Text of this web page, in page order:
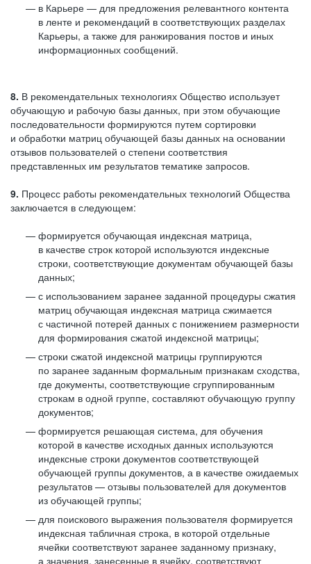
в Карьере — для предложения релевантного контента
в ленте и рекомендаций в соответствующих разделах
Карьеры, а также для ранжирования постов и иных
информационных сообщений.
8. В рекомендательных технологиях Общество использует
обучающую и рабочую базы данных, при этом обучающие
последовательности формируются путем сортировки
и обработки матриц обучающей базы данных на основании
отзывов пользователей о степени соответствия
представленных им результатов тематике запросов.
9. Процесс работы рекомендательных технологий Общества
заключается в следующем:
формируется обучающая индексная матрица,
в качестве строк которой используются индексные
строки, соответствующие документам обучающей базы
данных;
с использованием заранее заданной процедуры сжатия
матриц обучающая индексная матрица сжимается
с частичной потерей данных с понижением размерности
для формирования сжатой индексной матрицы;
строки сжатой индексной матрицы группируются
по заранее заданным формальным признакам сходства,
где документы, соответствующие сгруппированным
строкам в одной группе, составляют обучающую группу
документов;
формируется решающая система, для обучения
которой в качестве исходных данных используются
индексные строки документов соответствующей
обучающей группы документов, а в качестве ожидаемых
результатов — отзывы пользователей для документов
из обучающей группы;
для поискового выражения пользователя формируется
индексная табличная строка, в которой отдельные
ячейки соответствуют заранее заданному признаку,
а значения, занесенные в ячейку, соответствуют